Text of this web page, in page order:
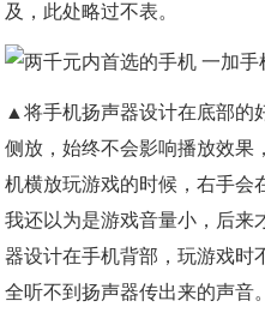
及，此处略过不表。
▲将手机扬声器设计在底部的
侧放，始终不会影响播放效果
机横放玩游戏的时候，右手会
我还以为是游戏音量小，后来
器设计在手机背部，玩游戏时
全听不到扬声器传出来的声音。